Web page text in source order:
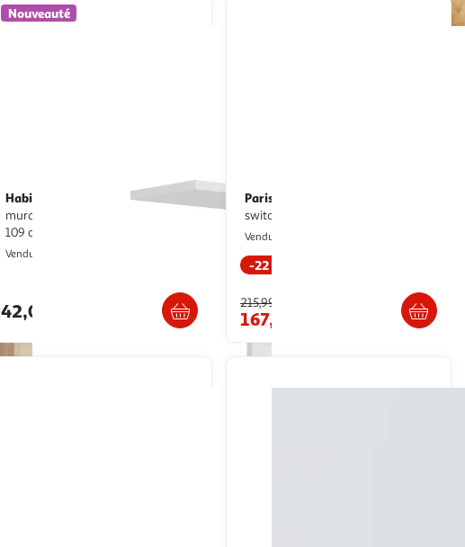
Nouveauté
Habitat et Jardin
murale en bois caniko - 51 x 29 x
109 cm - blanc
Vendu par
42,00€
Paris Prix
Vendu par
-22 %
215,99€
167,99€